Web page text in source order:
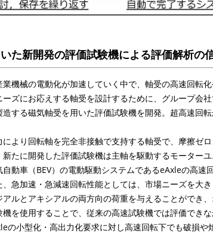
た新開発の評価試験機による評価解析の
機械の電動化が加速していく中で、軸受の高速回転
ーズにお応えする軸受を設計するために、グループ会
造する磁気軸受を用いた評価試験機を開発。超高速回
より回転軸を完全非接触で支持する軸受で、摩擦ゼ
新たに開発した評価試験機は主軸を駆動するモーター
動車（BEV）の電動駆動システムであるeAxleの高速
急加速・急減速回転性能としては、市場ニーズを大
ルとアキシアルの両方向の荷重を与えることができ
を使用することで、従来の高速試験機では評価でき
の小型化・高出力化要求に対し高速回転下でも破損